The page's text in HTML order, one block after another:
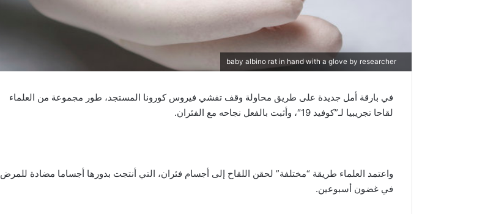
في بارقة أمل جديدة على طريق محاولة وقف تفشي فيروس كورونا المستجد، طور مجموعة من العلماء
لقاحا تجريبيا لـ”كوفيد 19″، وأثبت بالفعل نجاحه مع الفئران.
واعتمد العلماء طريقة “مختلفة” لحقن اللقاح إلى أجسام فئران، التي أنتجت بدورها أجساما مضادة للمرض
في غضون أسبوعين.